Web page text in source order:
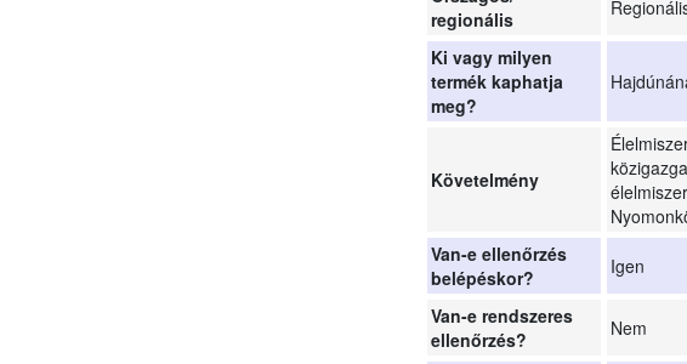
regionális
Ki vagy milyen
termék kaphatja
meg?
Követelmény
Van-e ellenőrzés
belépéskor?
Igen
Van-e rendszeres
ellenőrzés?
Nem